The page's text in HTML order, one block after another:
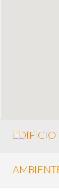
EDIFICIO